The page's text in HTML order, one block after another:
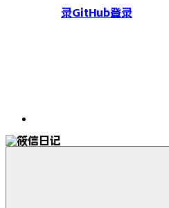
录GitHub登录